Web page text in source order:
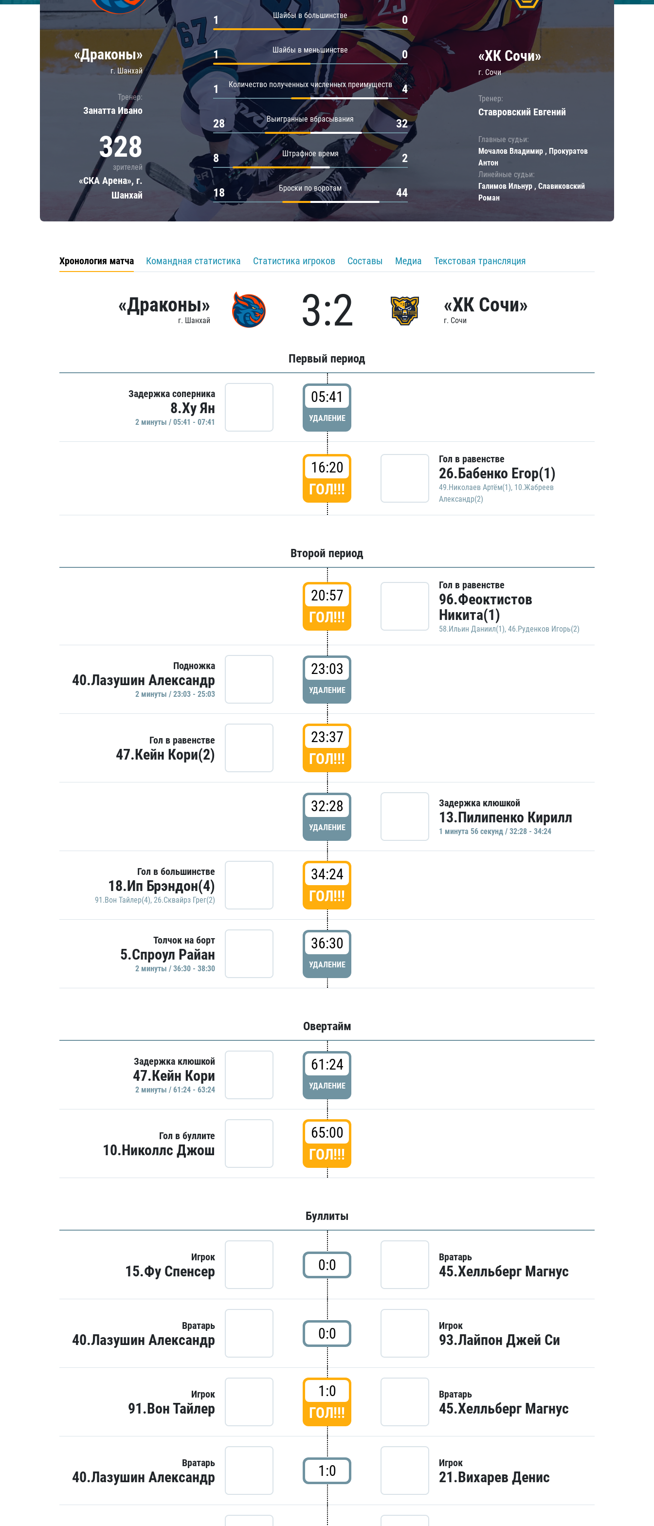
Локомотив
Шанхайские Драконы
Амур
Барыс
Салават Юлаев
«Драконы»
г. Шанхай
Тренер:
Занатта Иванo
328
зрителей
«СКА Арена», г.
Шанхай
Шайбы в большинстве
1 0
Шайбы в меньшинстве
1 0
Количество полученных численных преимуществ
1 4
Выигранные вбрасывания
28 32
Штрафное время
8 2
Броски по воротам
18 44
«ХК Сочи»
г. Сочи
Тренер:
Ставровский Евгений
Главные судьи:
Мочалов Владимир , Прокуратов
Антон
Линейные судьи:
Галимов Ильнур , Славиковский
Роман
Хронология матча Командная статистика Статистика игроков Составы Медиа Текстовая трансляция
«Драконы»
г. Шанхай 3:2 «ХК Сочи»
г. Сочи
Первый период
Задержка соперника
8.Ху Ян
2 минуты / 05:41 - 07:41
05:41
УДАЛЕНИЕ
16:20
ГОЛ!!!
Гол в равенстве
26.Бабенко Егор(1)
49.Николаев Артём(1), 10.Жабреев
Александр(2)
Второй период
20:57
ГОЛ!!!
Гол в равенстве
96.Феоктистов
Никита(1)
58.Ильин Даниил(1), 46.Руденков Игорь(2)
Подножка
40.Лазушин Александр
2 минуты / 23:03 - 25:03
23:03
УДАЛЕНИЕ
Гол в равенстве
47.Кейн Кори(2)
23:37
ГОЛ!!!
32:28
УДАЛЕНИЕ
Задержка клюшкой
13.Пилипенко Кирилл
1 минутa 56 секунд / 32:28 - 34:24
Гол в большинстве
18.Ип Брэндон(4)
91.Вон Тайлер(4), 26.Сквайрз Грег(2)
34:24
ГОЛ!!!
Толчок на борт
5.Спроул Райан
2 минуты / 36:30 - 38:30
36:30
УДАЛЕНИЕ
Овертайм
Задержка клюшкой
47.Кейн Кори
2 минуты / 61:24 - 63:24
61:24
УДАЛЕНИЕ
Гол в буллите
10.Николлс Джош
65:00
ГОЛ!!!
Буллиты
Игрок
15.Фу Спенсер 0:0 Вратарь
45.Хелльберг Магнус
Вратарь
40.Лазушин Александр 0:0 Игрок
93.Лайпон Джей Си
Игрок
91.Вон Тайлер
1:0
ГОЛ!!!
Вратарь
45.Хелльберг Магнус
Вратарь
40.Лазушин Александр 1:0 Игрок
21.Вихарев Денис